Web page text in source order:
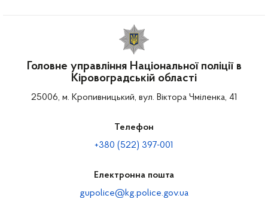
Головне управління Національної поліції в
Кіровоградській області
25006, м. Кропивницький, вул. Віктора Чміленка, 41
Телефон
+380 (522) 397-001
Електронна пошта
gupolice@kg.police.gov.ua